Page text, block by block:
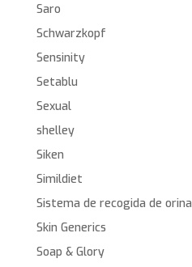
Saro
Schwarzkopf
Sensinity
Setablu
Sexual
shelley
Siken
Simildiet
Sistema de recogida de orina
Skin Generics
Soap & Glory